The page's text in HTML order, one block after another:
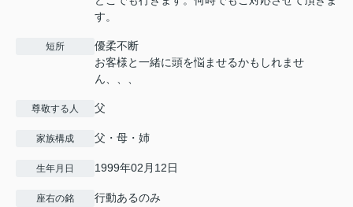
す。
短所
優柔不断
お客様と一緒に頭を悩ませるかもしれませ
ん、、、
尊敬する人 父
家族構成 父・母・姉
生年月日 1999年02月12日
座右の銘 行動あるのみ